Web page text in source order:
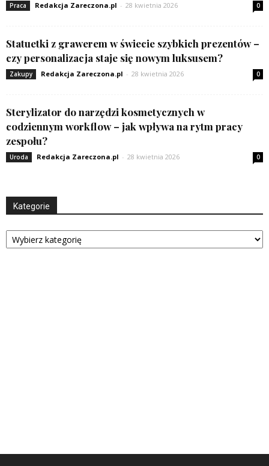
Praca Redakcja Zareczona.pl - 28 kwietnia 2026 0
Statuetki z grawerem w świecie szybkich prezentów –
czy personalizacja staje się nowym luksusem?
Zakupy Redakcja Zareczona.pl - 28 kwietnia 2026 0
Sterylizator do narzędzi kosmetycznych w
codziennym workflow – jak wpływa na rytm pracy
zespołu?
Uroda Redakcja Zareczona.pl - 28 kwietnia 2026 0
Kategorie
Kategorie